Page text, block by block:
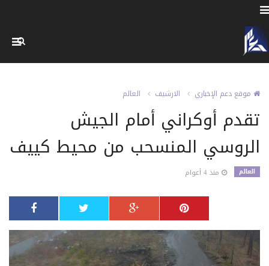
موقع دعم الإخباري الارشيف العالم
تقدم أوكراني أمام الجيش
الروسي المنسحب من محيط كييف
العالم منذ 4 أعوام